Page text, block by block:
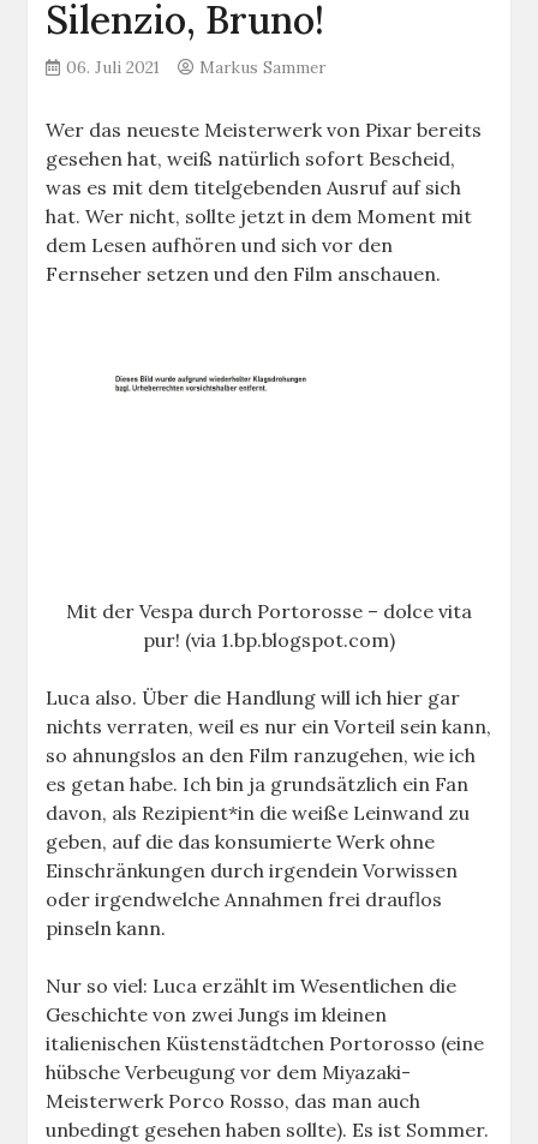
Silenzio, Bruno!
06. Juli 2021 Markus Sammer
Wer das neueste Meisterwerk von Pixar bereits
gesehen hat, weiß natürlich sofort Bescheid,
was es mit dem titelgebenden Ausruf auf sich
hat. Wer nicht, sollte jetzt in dem Moment mit
dem Lesen aufhören und sich vor den
Fernseher setzen und den Film anschauen.
Mit der Vespa durch Portorosse – dolce vita
pur! (via 1.bp.blogspot.com)
Luca also. Über die Handlung will ich hier gar
nichts verraten, weil es nur ein Vorteil sein kann,
so ahnungslos an den Film ranzugehen, wie ich
es getan habe. Ich bin ja grundsätzlich ein Fan
davon, als Rezipient*in die weiße Leinwand zu
geben, auf die das konsumierte Werk ohne
Einschränkungen durch irgendein Vorwissen
oder irgendwelche Annahmen frei drauflos
pinseln kann.
Nur so viel: Luca erzählt im Wesentlichen die
Geschichte von zwei Jungs im kleinen
italienischen Küstenstädtchen Portorosso (eine
hübsche Verbeugung vor dem Miyazaki-
Meisterwerk Porco Rosso, das man auch
unbedingt gesehen haben sollte). Es ist Sommer.